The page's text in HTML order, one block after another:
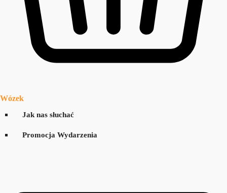
Wózek
Jak nas słuchać
Promocja Wydarzenia